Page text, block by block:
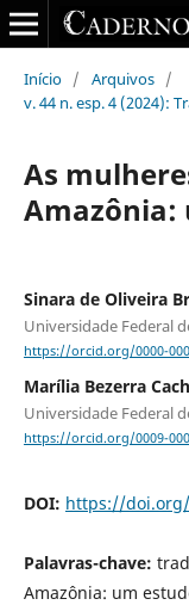
Início / Arquivos /
v. 44 n. esp. 4 (2024):
As
Amazônia:
Sinara de Oliveira
Universidade Federal
https://orcid.org/0000-
Marília Bezerra
Universidade Federal
https://orcid.org/0009-
DOI: https://doi.org/
Palavras-chave:
Amazônia: um